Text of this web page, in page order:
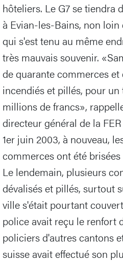
hôteliers. Le G7 se tiendra
à Evian-les-Bains, non loin
qui s'est tenu au même
très mauvais souvenir.
de quarante commerces
incendiés et pillés, pour
millions de francs»,
directeur général de la
1er juin 2003, à nouveau,
commerces ont été
Le lendemain, plusieurs
dévalisés et pillés, surtout
ville s'était pourtant
police avait reçu le renfort
policiers d'autres cantons
suisse avait effectué son